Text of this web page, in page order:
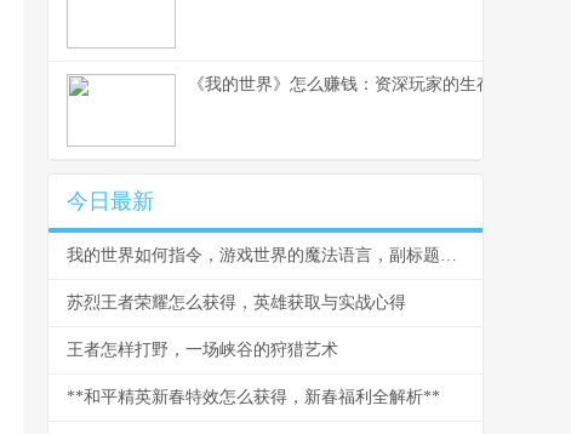
《我的世界》怎么赚钱：资深玩家的生存与致富之
今日最新
我的世界如何指令，游戏世界的魔法语言，副标题为资深玩家必备的创造指南
苏烈王者荣耀怎么获得，英雄获取与实战心得
王者怎样打野，一场峡谷的狩猎艺术
**和平精英新春特效怎么获得，新春福利全解析**